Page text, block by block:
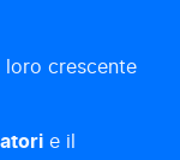
loro crescente
e il